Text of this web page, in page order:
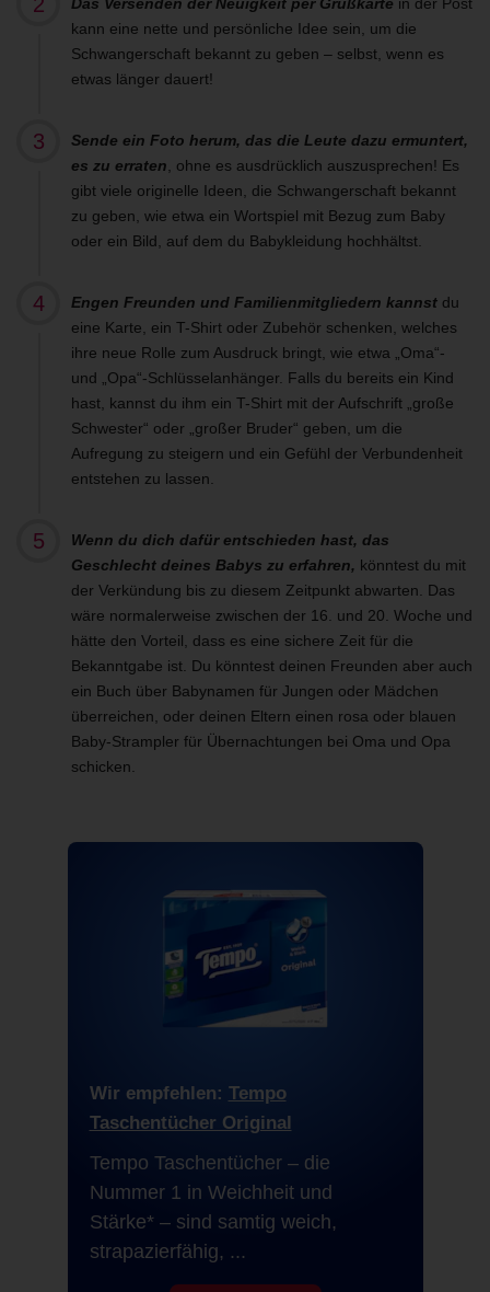
Wir empfehlen: Tempo
Taschentücher Original
Tempo Taschentücher – die
Nummer 1 in Weichheit und
Stärke* – sind samtig weich,
strapazierfähig, ...
Das Versenden der Neuigkeit per Grußkarte in der Post
kann eine nette und persönliche Idee sein, um die
Schwangerschaft bekannt zu geben – selbst, wenn es
etwas länger dauert!
Sende ein Foto herum, das die Leute dazu ermuntert,
es zu erraten, ohne es ausdrücklich auszusprechen! Es
gibt viele originelle Ideen, die Schwangerschaft bekannt
zu geben, wie etwa ein Wortspiel mit Bezug zum Baby
oder ein Bild, auf dem du Babykleidung hochhältst.
Engen Freunden und Familienmitgliedern kannst du
eine Karte, ein T-Shirt oder Zubehör schenken, welches
ihre neue Rolle zum Ausdruck bringt, wie etwa „Oma“-
und „Opa“-Schlüsselanhänger. Falls du bereits ein Kind
hast, kannst du ihm ein T-Shirt mit der Aufschrift „große
Schwester“ oder „großer Bruder“ geben, um die
Aufregung zu steigern und ein Gefühl der Verbundenheit
entstehen zu lassen.
Wenn du dich dafür entschieden hast, das
Geschlecht deines Babys zu erfahren, könntest du mit
der Verkündung bis zu diesem Zeitpunkt abwarten. Das
wäre normalerweise zwischen der 16. und 20. Woche und
hätte den Vorteil, dass es eine sichere Zeit für die
Bekanntgabe ist. Du könntest deinen Freunden aber auch
ein Buch über Babynamen für Jungen oder Mädchen
überreichen, oder deinen Eltern einen rosa oder blauen
Baby-Strampler für Übernachtungen bei Oma und Opa
schicken.